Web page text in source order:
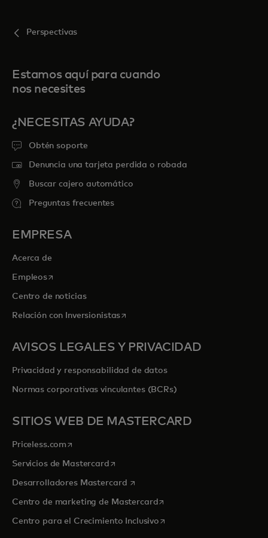
Perspectivas
Estamos aquí para cuando
nos necesites
¿NECESITAS AYUDA?
Obtén soporte
Denuncia una tarjeta perdida o robada
Buscar cajero automático
Preguntas frecuentes
EMPRESA
Acerca de
Empleosse abre en una pestaña nueva
Centro de noticias
Relación con Inversionistasse abre en una pestaña nueva
AVISOS LEGALES Y PRIVACIDAD
Privacidad y responsabilidad de datos
Normas corporativas vinculantes (BCRs)
SITIOS WEB DE MASTERCARD
Priceless.com se abre en una pestaña nueva
Servicios de Mastercardse abre en una pestaña nueva
Desarrolladores Mastercard se abre en una pestaña nueva
Centro de marketing de Mastercardse abre en una pestaña
Centro para el Crecimiento Inclusivose abre en una pestaña